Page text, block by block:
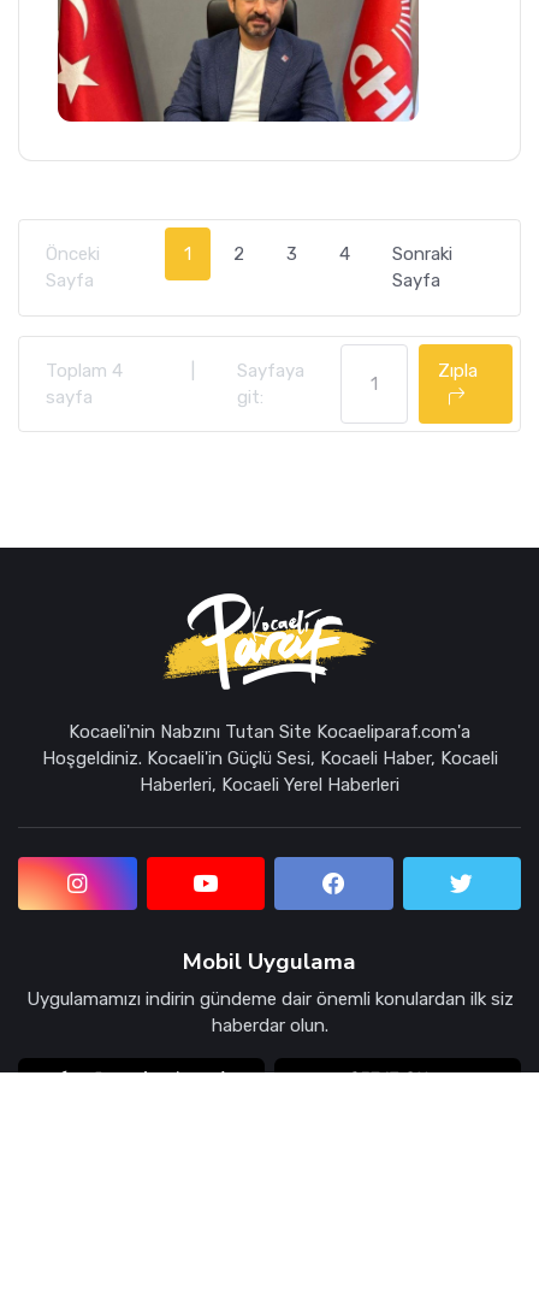
Önceki
Sayfa
1 2 3 4
Sonraki
Sayfa
Toplam 4
sayfa
Sayfaya
git:
Zıpla
Kocaeli'nin Nabzını Tutan Site Kocaeliparaf.com'a
Hoşgeldiniz. Kocaeli'in Güçlü Sesi, Kocaeli Haber, Kocaeli
Haberleri, Kocaeli Yerel Haberleri
Mobil Uygulama
Uygulamamızı indirin gündeme dair önemli konulardan ilk siz
haberdar olun.